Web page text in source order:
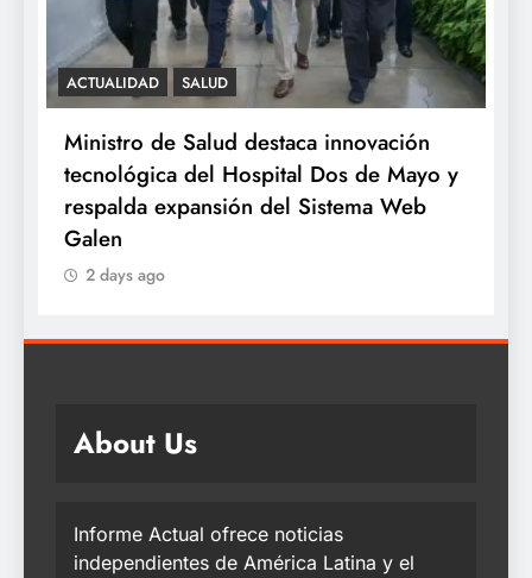
Mayo y
SALUD
Minsa: INSN Breña extirpa tumor
ovárico de cuatro kilos a niña de tres
años proveniente de Chanchamayo
About Us
Informe Actual ofrece noticias
independientes de América Latina y el